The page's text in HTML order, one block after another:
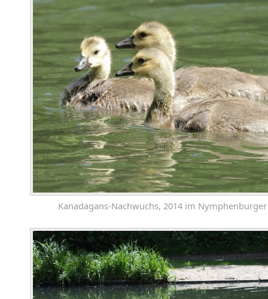
Kanadagans-Nachwuchs, 2014 im